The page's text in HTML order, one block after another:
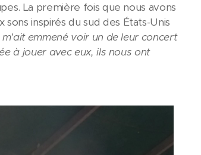
La première fois que nous avons
sons inspirés du sud des États-Unis
emmené voir un de leur concert
à jouer avec eux, ils nous ont